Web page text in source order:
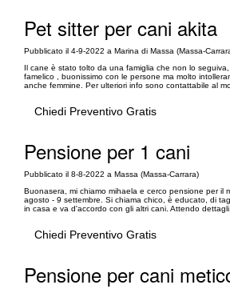
Pet sitter per cani akita
Pubblicato il 4-9-2022 a Marina di Massa (Massa-
Il cane è stato tolto da una famiglia che non lo
famelico , buonissimo con le persone ma molto
anche femmine. Per ulteriori info sono contattabile al
Chiedi Preventivo Gratis
Pensione per 1 cani
Pubblicato il 8-8-2022 a Massa (Massa-Carrara)
Buonasera, mi chiamo mihaela e cerco pensione per il
agosto - 9 settembre. Si chiama chico, è educato, di
in casa e va d'accordo con gli altri cani. Attendo
Chiedi Preventivo Gratis
Pensione per cani